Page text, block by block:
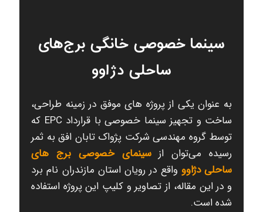
سینما خصوصی خانگی برج‌های
ساحلی دژاوو
به عنوان یکی از پروژه های موفق در زمینه طراحی،
ساخت و تجهیز سینما خصوصی با قرارداد EPC که
توسط گروه مهندسی شرکت پژواک تابان افق به ثمر
رسیده می‌توان ازسینمای خصوصی برج های
ساحلی دژاوو واقع در رویان استان مازندران نام برد
و در این مقاله، از تصاویر و کلیپ این پروژه استفاده
شده است.